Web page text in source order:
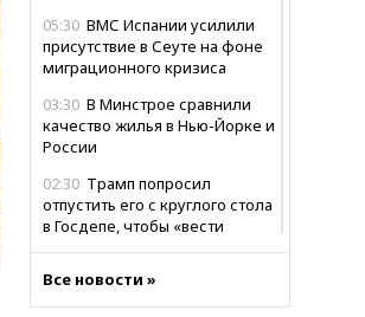
05:30 ВМС Испании усилили
присутствие в Сеуте на фоне
миграционного кризиса
03:30 В Минстрое сравнили
качество жилья в Нью-Йорке и
России
02:30 Трамп попросил
отпустить его с круглого стола
в Госдепе, чтобы «вести
войну»
01:35 Мигрант погиб при
попытке попасть из Марокко в
Все новости »